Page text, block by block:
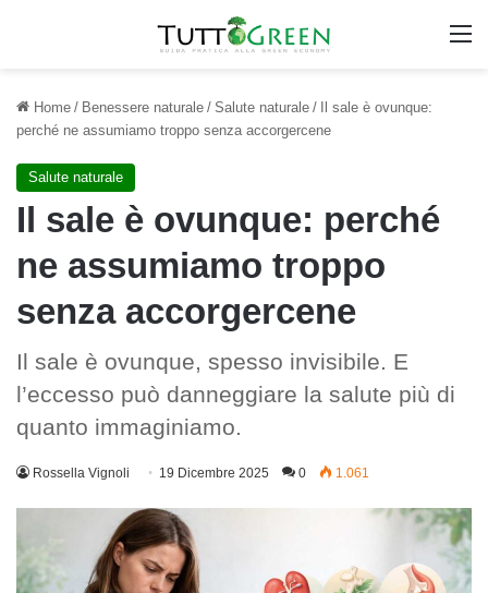
Home / Benessere naturale / Salute naturale / Il sale è ovunque:
perché ne assumiamo troppo senza accorgercene
Salute naturale
Il sale è ovunque: perché
ne assumiamo troppo
senza accorgercene
Il sale è ovunque, spesso invisibile. E
l’eccesso può danneggiare la salute più di
quanto immaginiamo.
Rossella Vignoli 19 Dicembre 2025 0 1.061